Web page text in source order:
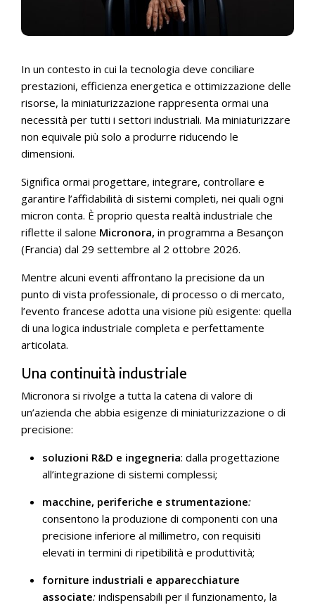
In un contesto in cui la tecnologia deve conciliare
prestazioni, efficienza energetica e ottimizzazione delle
risorse, la miniaturizzazione rappresenta ormai una
necessità per tutti i settori industriali. Ma miniaturizzare
non equivale più solo a produrre riducendo le
dimensioni.
Significa ormai progettare, integrare, controllare e
garantire l’affidabilità di sistemi completi, nei quali ogni
micron conta. È proprio questa realtà industriale che
riflette il salone Micronora, in programma a Besançon
(Francia) dal 29 settembre al 2 ottobre 2026.
Mentre alcuni eventi affrontano la precisione da un
punto di vista professionale, di processo o di mercato,
l’evento francese adotta una visione più esigente: quella
di una logica industriale completa e perfettamente
articolata.
Una continuità industriale
Micronora si rivolge a tutta la catena di valore di
un’azienda che abbia esigenze di miniaturizzazione o di
precisione:
soluzioni R&D e ingegneria: dalla progettazione
all’integrazione di sistemi complessi;
macchine, periferiche e strumentazione:
consentono la produzione di componenti con una
precisione inferiore al millimetro, con requisiti
elevati in termini di ripetibilità e produttività;
forniture industriali e apparecchiature
associate: indispensabili per il funzionamento, la